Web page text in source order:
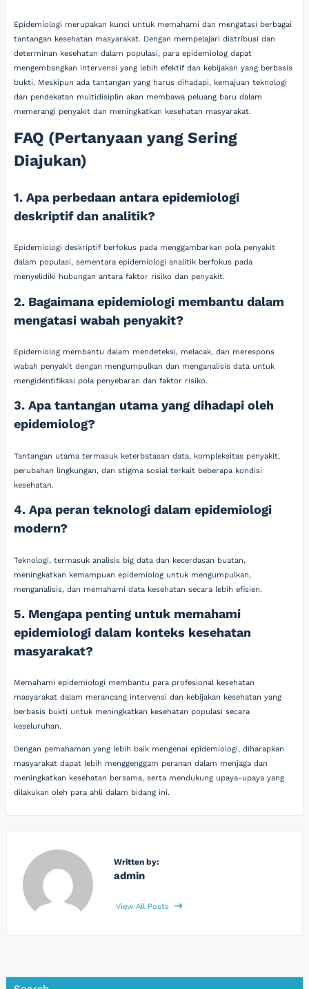
Epidemiologi merupakan kunci untuk memahami dan mengatasi berbagai
tantangan kesehatan masyarakat. Dengan mempelajari distribusi dan
determinan kesehatan dalam populasi, para epidemiolog dapat
mengembangkan intervensi yang lebih efektif dan kebijakan yang berbasis
bukti. Meskipun ada tantangan yang harus dihadapi, kemajuan teknologi
dan pendekatan multidisiplin akan membawa peluang baru dalam
memerangi penyakit dan meningkatkan kesehatan masyarakat.
FAQ (Pertanyaan yang Sering
Diajukan)
1. Apa perbedaan antara epidemiologi
deskriptif dan analitik?
Epidemiologi deskriptif berfokus pada menggambarkan pola penyakit
dalam populasi, sementara epidemiologi analitik berfokus pada
menyelidiki hubungan antara faktor risiko dan penyakit.
2. Bagaimana epidemiologi membantu dalam
mengatasi wabah penyakit?
Epidemiolog membantu dalam mendeteksi, melacak, dan merespons
wabah penyakit dengan mengumpulkan dan menganalisis data untuk
mengidentifikasi pola penyebaran dan faktor risiko.
3. Apa tantangan utama yang dihadapi oleh
epidemiolog?
Tantangan utama termasuk keterbatasan data, kompleksitas penyakit,
perubahan lingkungan, dan stigma sosial terkait beberapa kondisi
kesehatan.
4. Apa peran teknologi dalam epidemiologi
modern?
Teknologi, termasuk analisis big data dan kecerdasan buatan,
meningkatkan kemampuan epidemiolog untuk mengumpulkan,
menganalisis, dan memahami data kesehatan secara lebih efisien.
5. Mengapa penting untuk memahami
epidemiologi dalam konteks kesehatan
masyarakat?
Memahami epidemiologi membantu para profesional kesehatan
masyarakat dalam merancang intervensi dan kebijakan kesehatan yang
berbasis bukti untuk meningkatkan kesehatan populasi secara
keseluruhan.
Dengan pemahaman yang lebih baik mengenai epidemiologi, diharapkan
masyarakat dapat lebih menggenggam peranan dalam menjaga dan
meningkatkan kesehatan bersama, serta mendukung upaya-upaya yang
dilakukan oleh para ahli dalam bidang ini.
Written by:
admin
View All Posts